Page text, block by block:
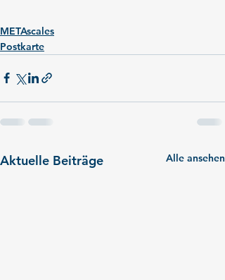
METAscales
Postkarte
Aktuelle Beiträge Alle ansehen